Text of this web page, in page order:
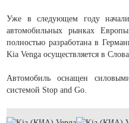
Уже в следующем году
автомобильных рынках
полностью разработана в
Kia Venga осуществляется в
Автомобиль оснащен
системой Stop and Go.